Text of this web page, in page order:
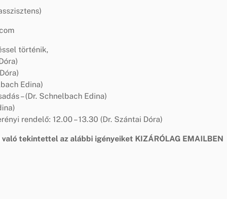
történik,
Edina)
– (Dr. Schnelbach Edina)
rendelő: 12.00 – 13.30 (Dr. Szántai Dóra)
tekintettel az alábbi igényeiket KIZÁRÓLAG EMAILBEN